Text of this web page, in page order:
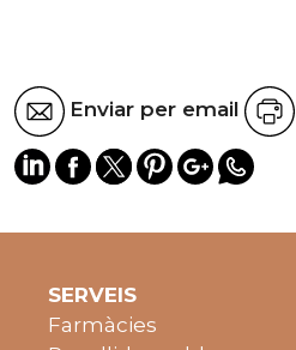
Enviar per email
SERVEIS
Farmàcies